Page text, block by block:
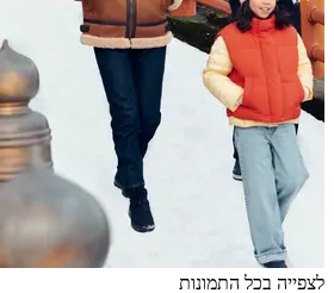
לצפייה בכל התמונות